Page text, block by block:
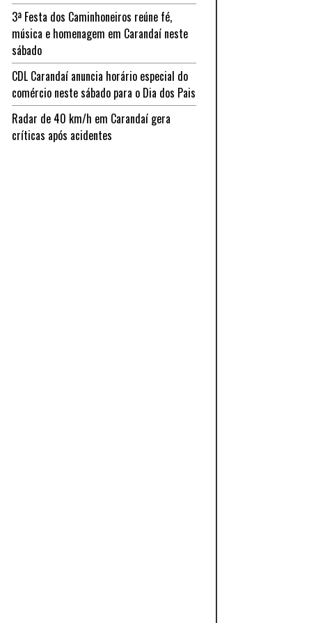
3ª Festa dos Caminhoneiros reúne fé,
música e homenagem em Carandaí neste
sábado
CDL Carandaí anuncia horário especial do
comércio neste sábado para o Dia dos Pais
Radar de 40 km/h em Carandaí gera
críticas após acidentes